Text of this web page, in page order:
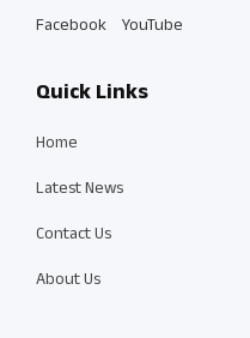
Facebook YouTube
Quick Links
Home
Latest News
Contact Us
About Us